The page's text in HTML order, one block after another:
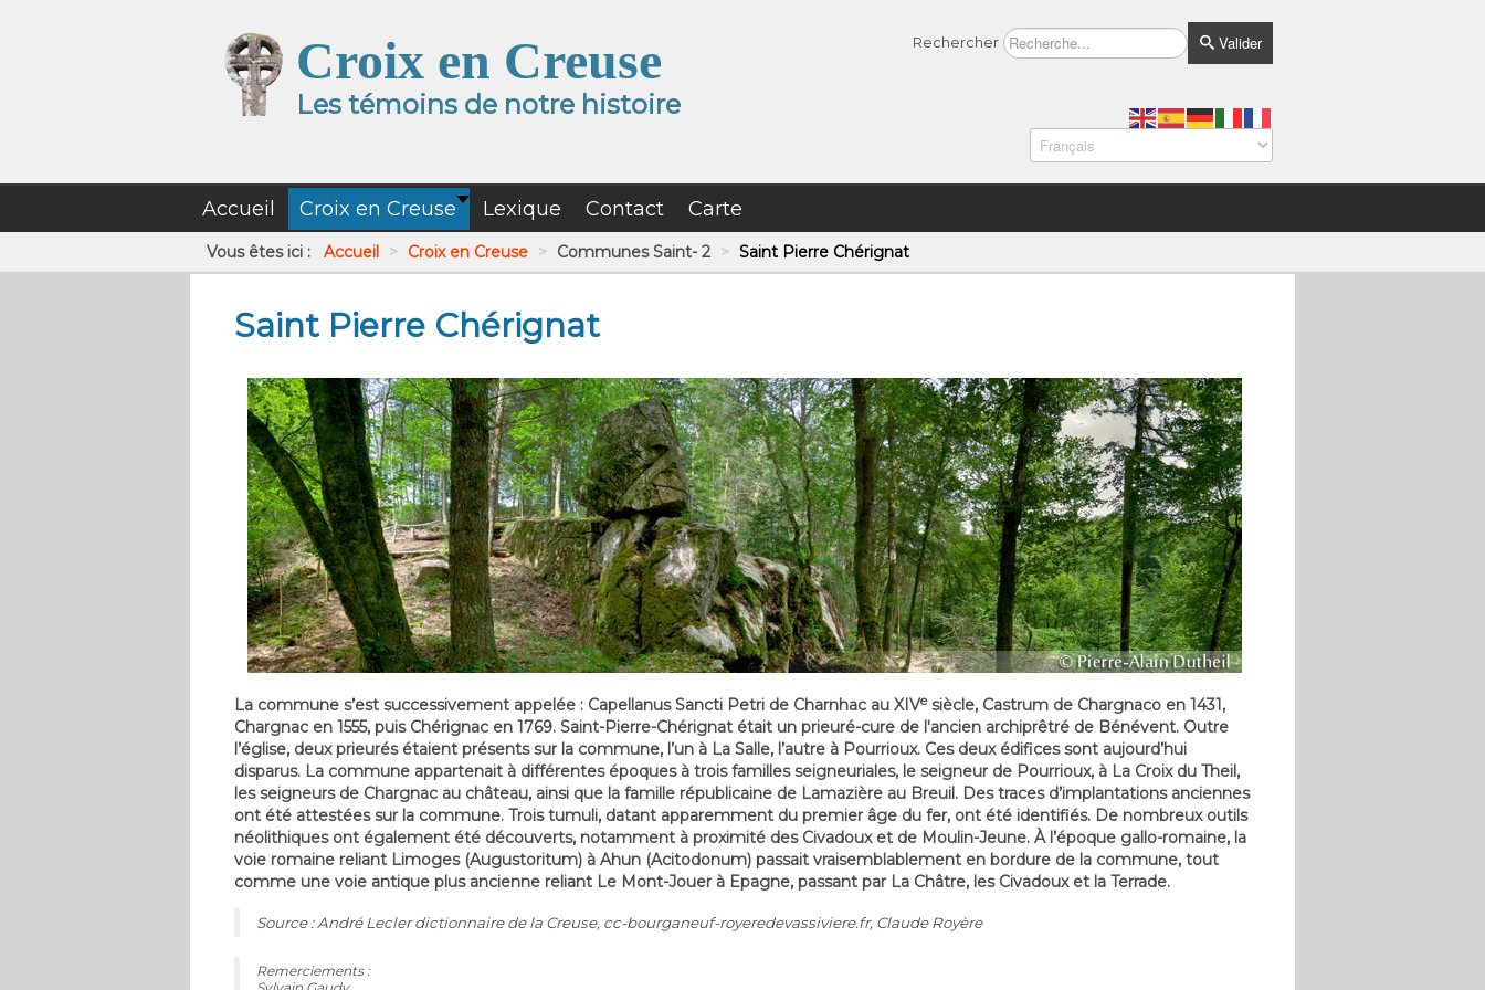
Croix en Creuse
Les témoins de notre histoire
Rechercher Valider
Accueil Croix en Creuse Lexique Contact Carte
Vous êtes ici : Accueil > Croix en Creuse > Communes Saint- 2 > Saint Pierre Chérignat
Saint Pierre Chérignat
La commune s’est successivement appelée : Capellanus Sancti Petri de Charnhac au XIVesiècle, Castrum de Chargnaco en 1431,
Chargnac en 1555, puis Chérignac en 1769. Saint-Pierre-Chérignat était un prieuré-cure de l'ancien archiprêtré de Bénévent. Outre
l’église, deux prieurés étaient présents sur la commune, l’un à La Salle, l’autre à Pourrioux. Ces deux édifices sont aujourd’hui
disparus. La commune appartenait à différentes époques à trois familles seigneuriales, le seigneur de Pourrioux, à La Croix du Theil,
les seigneurs de Chargnac au château, ainsi que la famille républicaine de Lamazière au Breuil. Des traces d’implantations anciennes
ont été attestées sur la commune. Trois tumuli, datant apparemment du premier âge du fer, ont été identifiés. De nombreux outils
néolithiques ont également été découverts, notamment à proximité des Civadoux et de Moulin-Jeune. À l’époque gallo-romaine, la
voie romaine reliant Limoges (Augustoritum) à Ahun (Acitodonum) passait vraisemblablement en bordure de la commune, tout
comme une voie antique plus ancienne reliant Le Mont-Jouer à Epagne, passant par La Châtre, les Civadoux et la Terrade.
Source : André Lecler dictionnaire de la Creuse, cc-bourganeuf-royeredevassiviere.fr, Claude Royère
Remerciements :